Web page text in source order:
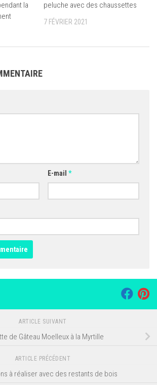
la
peluche avec des chaussettes
7 FÉVRIER 2021
E-mail *
ARTICLE SUIVANT
de Gâteau Moelleux à la Myrtille
ARTICLE PRÉCÉDENT
à réaliser avec des restants de bois